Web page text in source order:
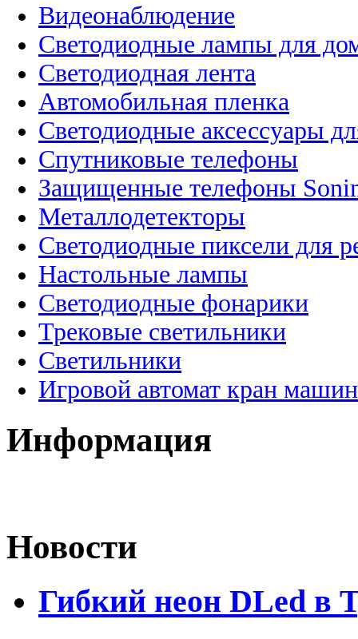
Видеонаблюдение
Светодиодные лампы для
Светодиодная лента
Автомобильная пленка
Светодиодные аксессуары
Спутниковые телефоны
Защищенные телефоны
Металлодетекторы
Светодиодные пиксели для
Настольные лампы
Светодиодные фонарики
Трековые светильники
Светильники
Игровой автомат кран
Информация
Новости
Гибкий неон DLed в